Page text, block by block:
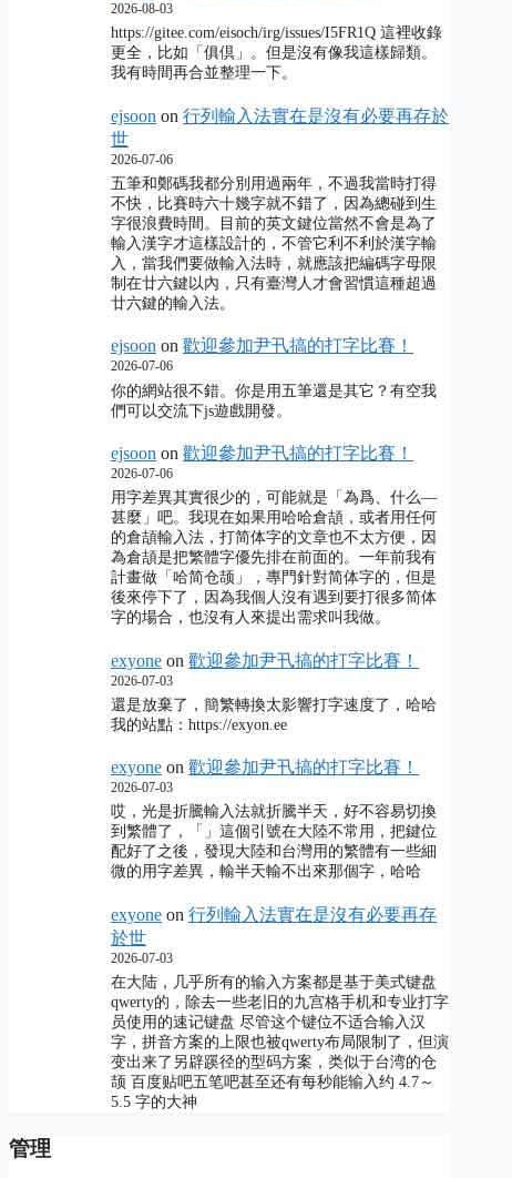
2026-08-03
https://gitee.com/eisoch/irg/issues/I5FR1Q 這裡收錄
更全，比如「俱倶」。但是沒有像我這樣歸類。
我有時間再合並整理一下。
ejsoon on 行列輸入法實在是沒有必要再存於
世
2026-07-06
五筆和鄭碼我都分別用過兩年，不過我當時打得
不快，比賽時六十幾字就不錯了，因為總碰到生
字很浪費時間。目前的英文鍵位當然不會是為了
輸入漢字才這樣設計的，不管它利不利於漢字輸
入，當我們要做輸入法時，就應該把編碼字母限
制在廿六鍵以內，只有臺灣人才會習慣這種超過
廿六鍵的輸入法。
ejsoon on 歡迎參加尹卂搞的打字比賽！
2026-07-06
你的網站很不錯。你是用五筆還是其它？有空我
們可以交流下js遊戲開發。
ejsoon on 歡迎參加尹卂搞的打字比賽！
2026-07-06
用字差異其實很少的，可能就是「為爲、什么―
甚麼」吧。我現在如果用哈哈倉頡，或者用任何
的倉頡輸入法，打简体字的文章也不太方便，因
為倉頡是把繁體字優先排在前面的。一年前我有
計畫做「哈简仓颉」，專門針對简体字的，但是
後來停下了，因為我個人沒有遇到要打很多简体
字的場合，也沒有人來提出需求叫我做。
exyone on 歡迎參加尹卂搞的打字比賽！
2026-07-03
還是放棄了，簡繁轉換太影響打字速度了，哈哈
我的站點：https://exyon.ee
exyone on 歡迎參加尹卂搞的打字比賽！
2026-07-03
哎，光是折騰輸入法就折騰半天，好不容易切換
到繁體了，「」這個引號在大陸不常用，把鍵位
配好了之後，發現大陸和台灣用的繁體有一些細
微的用字差異，輸半天輸不出來那個字，哈哈
exyone on 行列輸入法實在是沒有必要再存
於世
2026-07-03
在大陆，几乎所有的输入方案都是基于美式键盘
qwerty的，除去一些老旧的九宫格手机和专业打字
员使用的速记键盘 尽管这个键位不适合输入汉
字，拼音方案的上限也被qwerty布局限制了，但演
变出来了另辟蹊径的型码方案，类似于台湾的仓
颉 百度贴吧五笔吧甚至还有每秒能输入约 4.7～
5.5 字的大神
管理